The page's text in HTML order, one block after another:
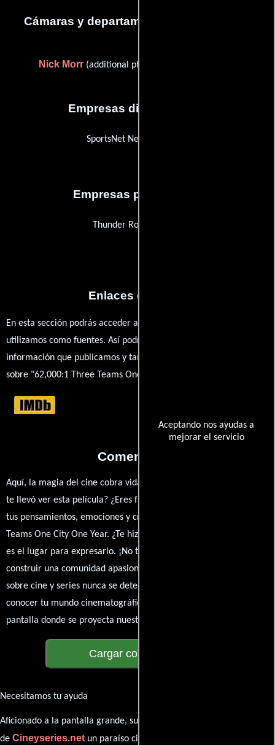
Aceptando nos ayudas a
mejorar el servicio
Cámaras y departamento de electricidad
Nick Morr (additional photography: Los Angeles)
Empresas distribuidoras
SportsNet New York (SNY)
Empresas productoras
Thunder Road Pictures
Enlaces externos
En esta sección podrás acceder a los recursos externos que
utilizamos como fuentes. Así podrás chequear toda la
información que publicamos y también ampliar tu conocimiento
sobre "62,000:1 Three Teams One City One Year".
Comentarios
Aquí, la magia del cine cobra vida a través de tus opiniones. ¿Qué
te llevó ver esta película? ¿Eres fan de Peter Sillen,? Comparte
tus pensamientos, emociones y críticas sobre 62,000:1 Three
Teams One City One Year. ¿Te hizo reír, llorar o reflexionar? Este
es el lugar para expresarlo. ¡No te guardes nada! Queremos
construir una comunidad apasionada donde la conversación
sobre cine y series nunca se detenga. Únete a la charla y déjanos
conocer tu mundo cinematográfico. ¡Los comentarios son la
pantalla donde se proyecta nuestra diversidad de opiniones!
Cargar comentarios
Necesitamos tu ayuda
Aficionado a la pantalla grande, su participación es clave para hacer
de Cineyseries.netun paraíso cinéfilo completo. Queremos